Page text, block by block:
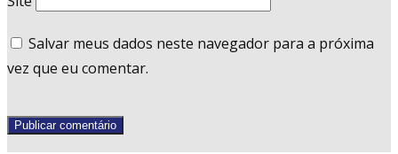
Salvar meus dados neste navegador para a próxima
vez que eu comentar.
Publicar comentário